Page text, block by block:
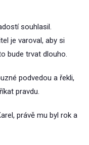
souhlasil.
je varoval, aby si
bude trvat dlouho.
podvedou a řekli,
pravdu.
právě mu byl rok a